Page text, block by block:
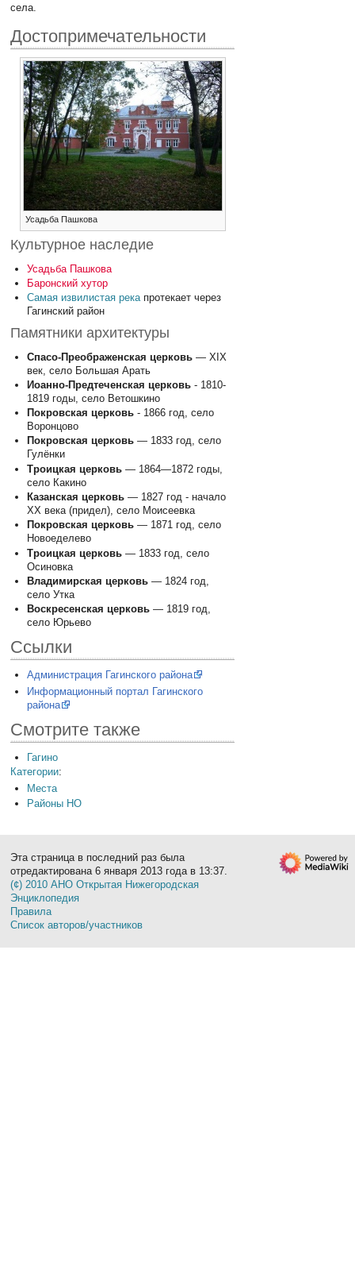
села.
Достопримечательности
Усадьба Пашкова
Культурное наследие
Усадьба Пашкова
Баронский хутор
Самая извилистая рекапротекает через
Гагинский район
Памятники архитектуры
Спасо-Преображенская церковь— XIX
век, село Большая Арать
Иоанно-Предтеченская церковь- 1810-
1819 годы, село Ветошкино
Покровская церковь- 1866 год, село
Воронцово
Покровская церковь— 1833 год, село
Гулёнки
Троицкая церковь— 1864—1872 годы,
село Какино
Казанская церковь— 1827 год - начало
XX века (придел), село Моисеевка
Покровская церковь— 1871 год, село
Новоеделево
Троицкая церковь— 1833 год, село
Осиновка
Владимирская церковь— 1824 год,
село Утка
Воскресенская церковь— 1819 год,
село Юрьево
Ссылки
Администрация Гагинского района
Информационный портал Гагинского
района
Смотрите также
Гагино
Категории:
Места
Районы НО
Эта страница в последний раз была
отредактирована 6 января 2013 года в 13:37.
(¢) 2010 АНО Открытая Нижегородская
Энциклопедия
Правила
Список авторов/участников